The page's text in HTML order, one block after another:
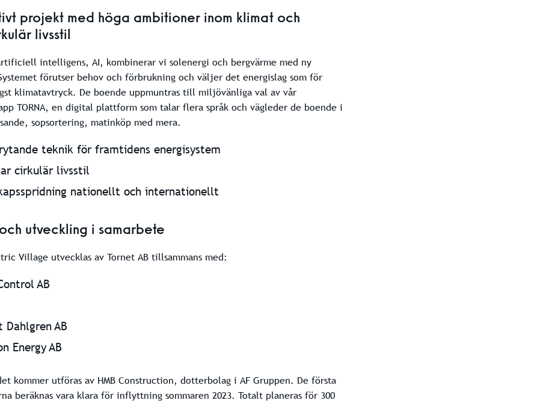
projekt med höga ambitioner inom klimat och
livsstil
intelligens, AI, kombinerar vi solenergi och bergvärme med ny
förutser behov och förbrukning och väljer det energislag som för
klimatavtryck. De boende uppmuntras till miljövänliga val av vår
TORNA, en digital plattform som talar flera språk och vägleder de boende i
sopsortering, matinköp med mera.
teknik för framtidens energisystem
cirkulär livsstil
nationellt och internationellt
utveckling i samarbete
Village utvecklas av Tornet AB tillsammans med:
AB
Dahlgren AB
Energy AB
kommer utföras av HMB Construction, dotterbolag i AF Gruppen. De första
beräknas vara klara för inflyttning sommaren 2023. Totalt planeras för 300